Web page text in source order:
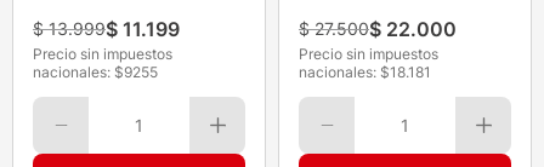
$ 13.999$ 11.199
Precio sin impuestos
nacionales: $9255
1
$ 27.500$ 22.000
Precio sin impuestos
nacionales: $18.181
1